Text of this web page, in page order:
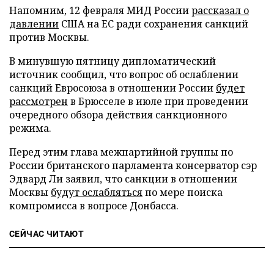
Напомним, 12 февраля МИД Россиирассказал о
давлении США на ЕС ради сохранения санкций
против Москвы.
В минувшую пятницу дипломатический
источник сообщил, что вопрос об ослаблении
санкций Евросоюза в отношении России будет
рассмотрен в Брюсселе в июле при проведении
очередного обзора действия санкционного
режима.
Перед этим глава межпартийной группы по
России британского парламента консерватор сэр
Эдвард Ли заявил, что санкции в отношении
Москвы будут ослаблятьсяпо мере поиска
компромисса в вопросе Донбасса.
СЕЙЧАС ЧИТАЮТ